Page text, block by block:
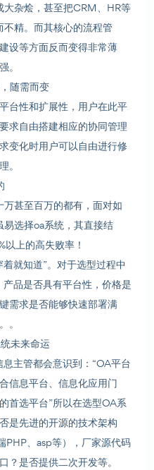
杂烩，甚至把CRM、HR等
精。而其核心的流程管
设等方面反而变得非常薄
。
随需而变
台性和扩展性，用户在此平
求自由搭建相应的协同管理
变化时用户可以自由进行修
。
甚至百万的都有，面对如
选择oa系统，其直接结
上的高失败率！
就知道”。对于选型过程中
品是否具有平台性，价格是
需求是否能够快速部署满
。
未来命运
主管都会意识到：“OA平台
信息平台、信息化应用门
首选平台”所以在选型OA系
是先进的开源的技术架构
PHP、asp等），厂家源代码
？是否提供二次开发等。